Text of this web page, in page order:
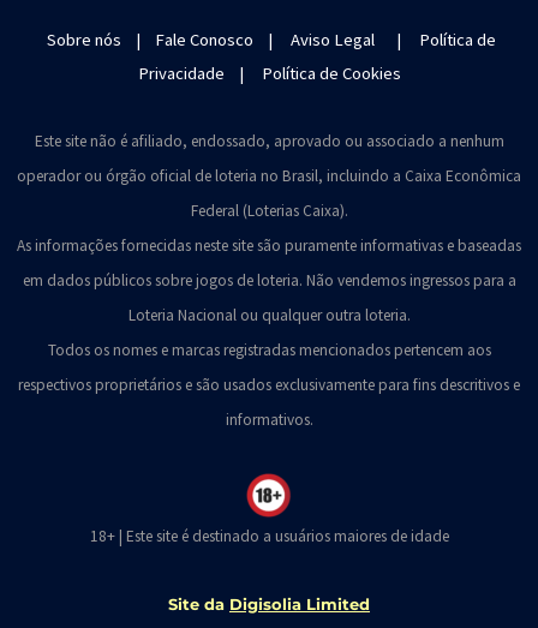
Sobre nós | Fale Conosco | Aviso Legal | Política de
Privacidade | Política de Cookies
Este site não é afiliado, endossado, aprovado ou associado a nenhum
operador ou órgão oficial de loteria no Brasil, incluindo a Caixa Econômica
Federal (Loterias Caixa).
As informações fornecidas neste site são puramente informativas e baseadas
em dados públicos sobre jogos de loteria. Não vendemos ingressos para a
Loteria Nacional ou qualquer outra loteria.
Todos os nomes e marcas registradas mencionados pertencem aos
respectivos proprietários e são usados exclusivamente para fins descritivos e
informativos.
18+ | Este site é destinado a usuários maiores de idade
Site da Digisolia Limited